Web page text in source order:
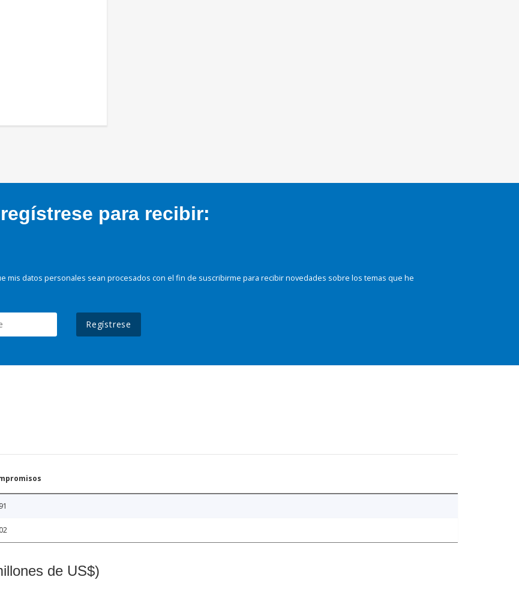
para recibir:
mis datos personales sean procesados con el fin de suscribirme para recibir novedades sobre los temas que he
Regístrese
de US$)